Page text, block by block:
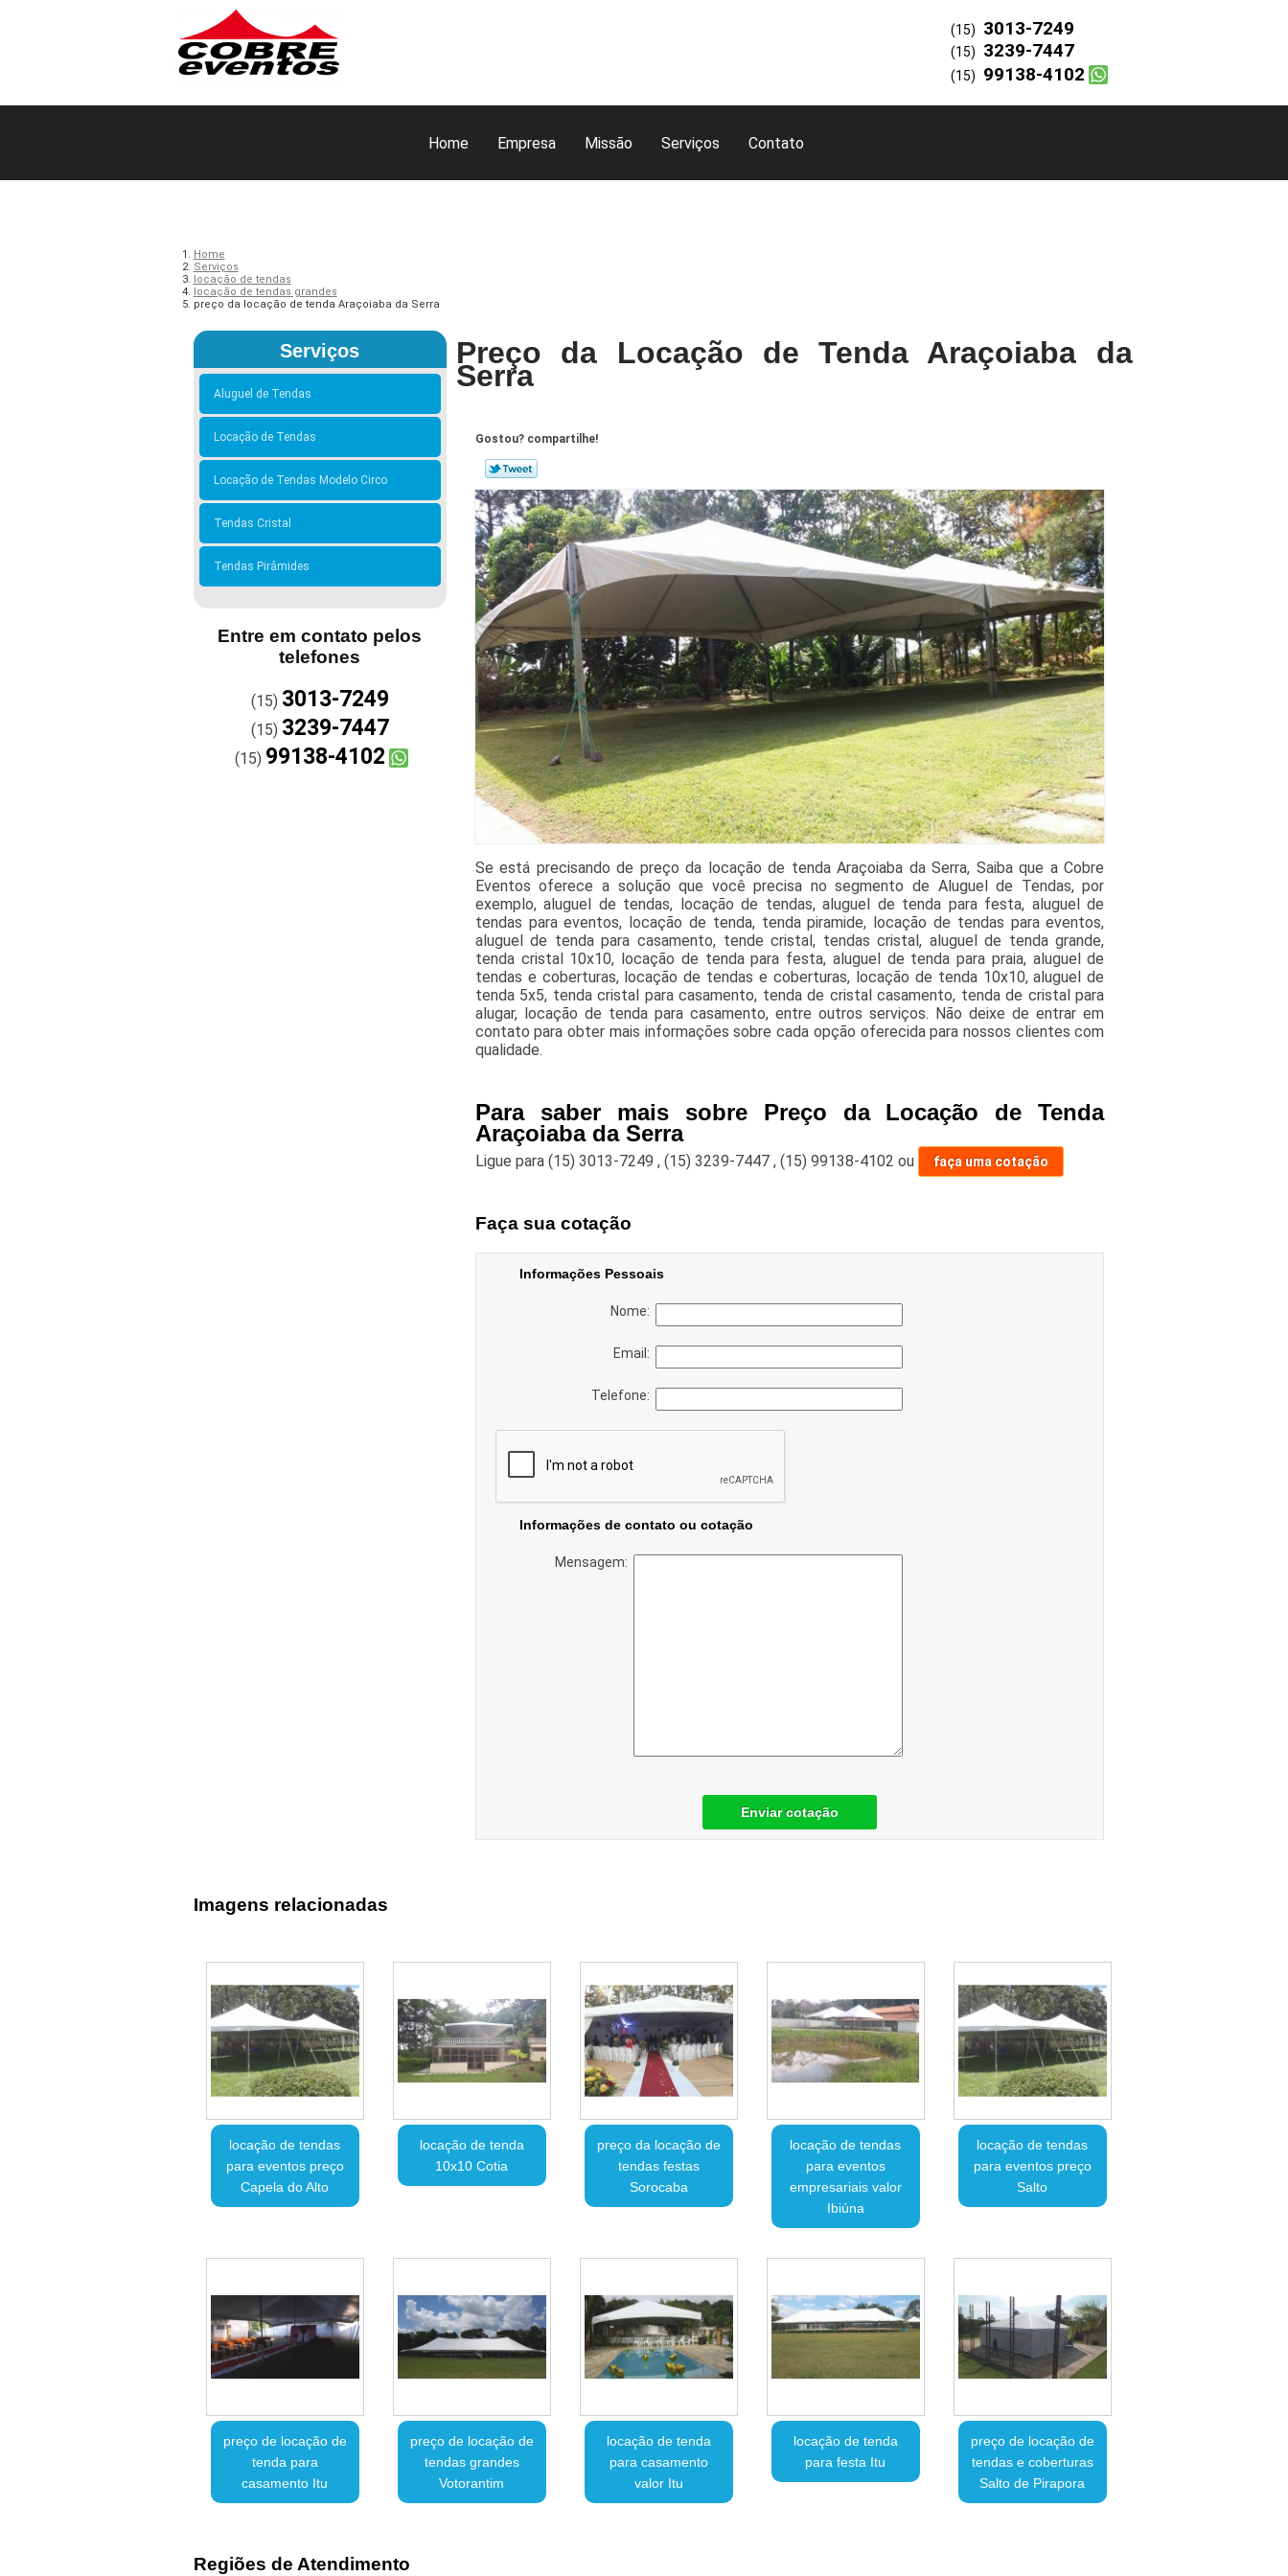
Home Empresa Missão Serviços Contato
(15) 3013-7249
(15) 3239-7447
(15) 99138-4102
Home
Serviços
locação de tendas
locação de tendas grandes
preço da locação de tenda Araçoiaba da Serra
Serviços
Aluguel de Tendas
Locação de Tendas
Locação de Tendas Modelo Circo
Tendas Cristal
Tendas Pirâmides
Entre em contato pelos
telefones
(15) 3013-7249
(15) 3239-7447
(15) 99138-4102
Preço da Locação de Tenda Araçoiaba da
Serra
Gostou? compartilhe!
Se está precisando de preço da locação de tenda Araçoiaba da Serra, Saiba que a Cobre
Eventos oferece a solução que você precisa no segmento de Aluguel de Tendas, por
exemplo, aluguel de tendas, locação de tendas, aluguel de tenda para festa, aluguel de
tendas para eventos, locação de tenda, tenda piramide, locação de tendas para eventos,
aluguel de tenda para casamento, tende cristal, tendas cristal, aluguel de tenda grande,
tenda cristal 10x10, locação de tenda para festa, aluguel de tenda para praia, aluguel de
tendas e coberturas, locação de tendas e coberturas, locação de tenda 10x10, aluguel de
tenda 5x5, tenda cristal para casamento, tenda de cristal casamento, tenda de cristal para
alugar, locação de tenda para casamento, entre outros serviços. Não deixe de entrar em
contato para obter mais informações sobre cada opção oferecida para nossos clientes com
qualidade.
Para saber mais sobre Preço da Locação de Tenda
Araçoiaba da Serra
Ligue para (15) 3013-7249 , (15) 3239-7447 , (15) 99138-4102 ou faça uma cotação
Faça sua cotação
Informações Pessoais
Nome:
Email:
Telefone:
Informações de contato ou cotação
Mensagem:
Enviar cotação
Imagens relacionadas
locação de tendas
para eventos preço
Capela do Alto
locação de tenda
10x10 Cotia
preço da locação de
tendas festas
Sorocaba
locação de tendas
para eventos
empresariais valor
Ibiúna
locação de tendas
para eventos preço
Salto
preço de locação de
tenda para
casamento Itu
preço de locação de
tendas grandes
Votorantim
locação de tenda
para casamento
valor Itu
locação de tenda
para festa Itu
preço de locação de
tendas e coberturas
Salto de Pirapora
Regiões de Atendimento